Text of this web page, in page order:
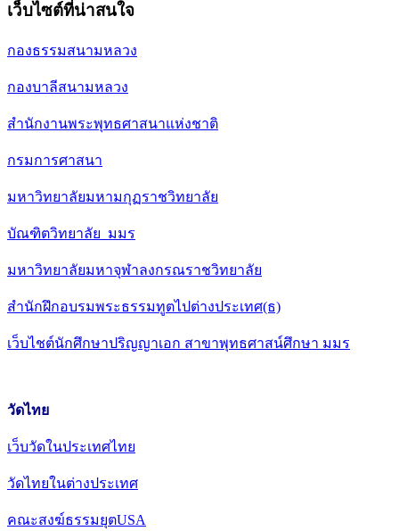
เว็บไซต์ที่น่าสนใจ
กองธรรมสนามหลวง
กองบาลีสนามหลวง
สำนักงานพระพุทธศาสนาแห่งชาติ
กรมการศาสนา
มหาวิทยาลัยมหามกุฏราชวิทยาลัย
บัณฑิตวิทยาลัย มมร
มหาวิทยาลัยมหาจุฬาลงกรณราชวิทยาลัย
สำนักฝึกอบรมพระธรรมทูตไปต่างประเทศ(ธ)
เว็บไชต์นักศึกษาปริญญาเอก สาขาพุทธศาสน์ศึกษา มมร
วัดไทย
เว็บวัดในประเทศไทย
วัดไทยในต่างประเทศ
คณะสงฆ์ธรรมยุตUSA